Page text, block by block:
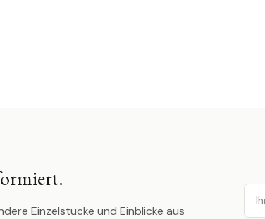
Einzelstücke und Einblicke aus
Email